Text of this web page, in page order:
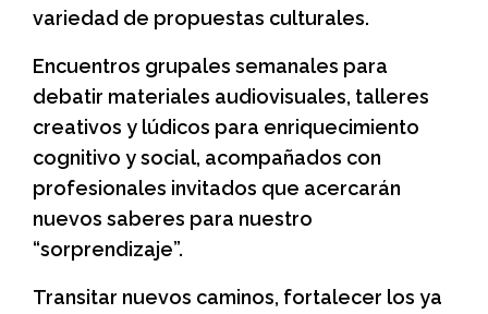
variedad de propuestas culturales.
Encuentros grupales semanales para
debatir materiales audiovisuales, talleres
creativos y lúdicos para enriquecimiento
cognitivo y social, acompañados con
profesionales invitados que acercarán
nuevos saberes para nuestro
“sorprendizaje”.
Transitar nuevos caminos, fortalecer los ya